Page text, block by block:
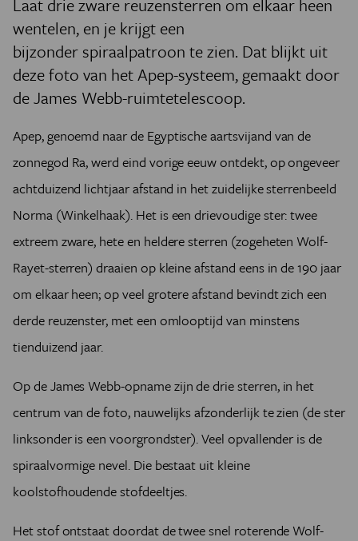
Laat drie zware reuzensterren om elkaar heen
wentelen, en je krijgt een
bijzonder spiraalpatroon te zien. Dat blijkt uit
deze foto van het Apep-systeem, gemaakt door
de James Webb-ruimtetelescoop.
Apep, genoemd naar de Egyptische aartsvijand van de
zonnegod Ra, werd eind vorige eeuw ontdekt, op ongeveer
achtduizend lichtjaar afstand in het zuidelijke sterrenbeeld
Norma (Winkelhaak). Het is een drievoudige ster: twee
extreem zware, hete en heldere sterren (zogeheten Wolf-
Rayet-sterren) draaien op kleine afstand eens in de 190 jaar
om elkaar heen; op veel grotere afstand bevindt zich een
derde reuzenster, met een omlooptijd van minstens
tienduizend jaar.
Op de James Webb-opname zijn de drie sterren, in het
centrum van de foto, nauwelijks afzonderlijk te zien (de ster
linksonder is een voorgrondster). Veel opvallender is de
spiraalvormige nevel. Die bestaat uit kleine
koolstofhoudende stofdeeltjes.
Het stof ontstaat doordat de twee snel roterende Wolf-